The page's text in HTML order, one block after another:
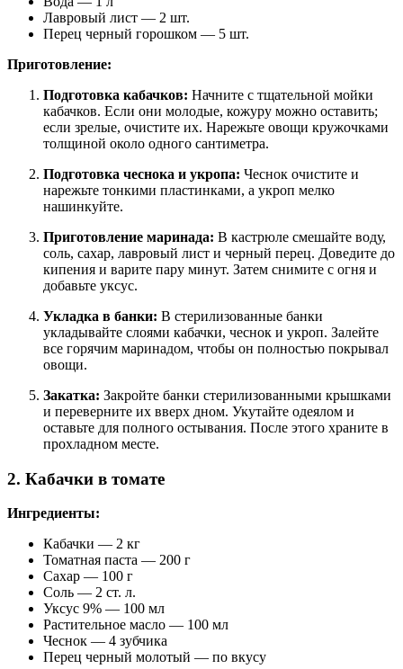
Лавровый лист — 2 шт.
Перец черный горошком — 5 шт.
Приготовление:
Подготовка кабачков: Начните с тщательной мойки
кабачков. Если они молодые, кожуру можно оставить;
если зрелые, очистите их. Нарежьте овощи кружочками
толщиной около одного сантиметра.
Подготовка чеснока и укропа: Чеснок очистите и
нарежьте тонкими пластинками, а укроп мелко
нашинкуйте.
Приготовление маринада: В кастрюле смешайте воду,
соль, сахар, лавровый лист и черный перец. Доведите до
кипения и варите пару минут. Затем снимите с огня и
добавьте уксус.
Укладка в банки: В стерилизованные банки
укладывайте слоями кабачки, чеснок и укроп. Залейте
все горячим маринадом, чтобы он полностью покрывал
овощи.
Закатка: Закройте банки стерилизованными крышками
и переверните их вверх дном. Укутайте одеялом и
оставьте для полного остывания. После этого храните в
прохладном месте.
2. Кабачки в томате
Ингредиенты:
Кабачки — 2 кг
Томатная паста — 200 г
Сахар — 100 г
Соль — 2 ст. л.
Уксус 9% — 100 мл
Растительное масло — 100 мл
Чеснок — 4 зубчика
Перец черный молотый — по вкусу